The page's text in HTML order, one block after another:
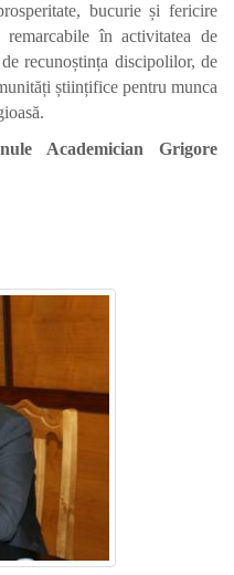
bucurie și fericire
în activitatea de
recunoștința discipolilor, de
științifice pentru munca
.
Academician Grigore